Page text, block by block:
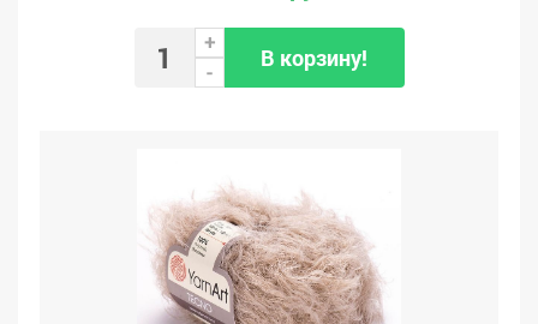
+
-
В корзину!